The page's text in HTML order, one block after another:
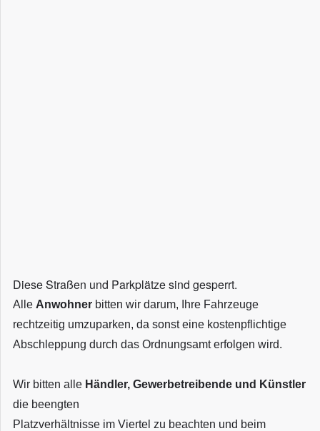
Diese Straßen und Parkplätze sind gesperrt.
Alle Anwohner bitten wir darum, Ihre Fahrzeuge
rechtzeitig umzuparken, da sonst eine kostenpflichtige
Abschleppung durch das Ordnungsamt erfolgen wird.
Wir bitten alle Händler, Gewerbetreibende und Künstler
die beengten
Platzverhältnisse im Viertel zu beachten und beim